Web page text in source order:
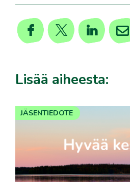
Lisää aiheesta:
JÄSENTIEDOTE